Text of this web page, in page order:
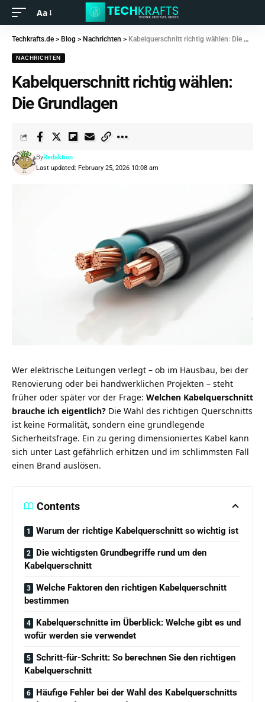
Aa
Techkrafts.de > Blog > Nachrichten > Kabelquerschnitt richtig wählen: Die Grundlagen
NACHRICHTEN
Kabelquerschnitt richtig wählen:
Die Grundlagen
Last updated: February 25, 2026 10:08 am
ByRedaktion
Wer elektrische Leitungen verlegt – ob im Hausbau, bei der
Renovierung oder bei handwerklichen Projekten – steht
früher oder später vor der Frage: Welchen Kabelquerschnitt
brauche ich eigentlich? Die Wahl des richtigen Querschnitts
ist keine Formalität, sondern eine grundlegende
Sicherheitsfrage. Ein zu gering dimensioniertes Kabel kann
sich unter Last gefährlich erhitzen und im schlimmsten Fall
einen Brand auslösen.
Contents
Warum der richtige Kabelquerschnitt so wichtig ist
Die wichtigsten Grundbegriffe rund um den
Kabelquerschnitt
Welche Faktoren den richtigen Kabelquerschnitt
bestimmen
Kabelquerschnitte im Überblick: Welche gibt es und
wofür werden sie verwendet
Schritt-für-Schritt: So berechnen Sie den richtigen
Kabelquerschnitt
Häufige Fehler bei der Wahl des Kabelquerschnitts